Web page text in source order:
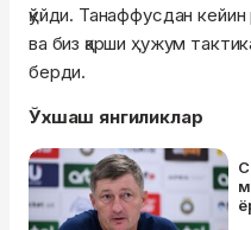
қўйди. Танаффусдан
ва биз қарши ҳужум
берди.
Ўхшаш янгиликлар